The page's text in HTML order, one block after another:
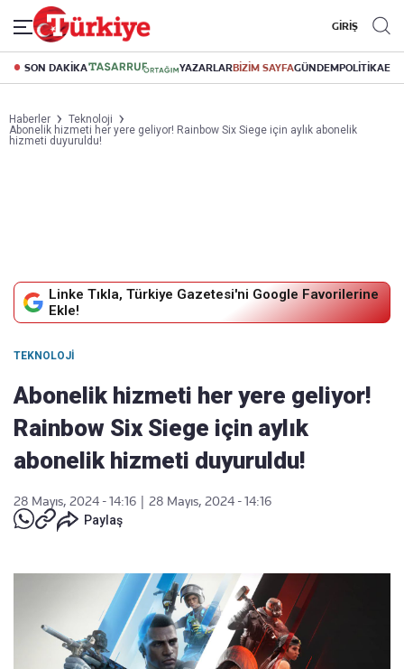
GİRİŞ
SON DAKİKA YAZARLARBİZİM SAYFAGÜNDEMPOLİTİKA
Haberler
Teknoloji
Abonelik hizmeti her yere geliyor! Rainbow Six Siege için aylık abonelik
hizmeti duyuruldu!
Linke Tıkla, Türkiye Gazetesi'ni Google Favorilerine
Ekle!
TEKNOLOJI
Abonelik hizmeti her yere geliyor!
Rainbow Six Siege için aylık
abonelik hizmeti duyuruldu!
28 Mayıs, 2024 - 14:16
28 Mayıs, 2024 - 14:16
Paylaş